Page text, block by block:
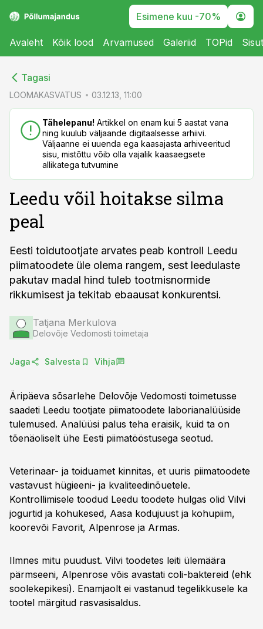
Esimene kuu -70%
Avaleht Kõik lood Arvamused Galeriid TOPid
Tagasi
LOOMAKASVATUS 03.12.13, 11:00
Tähelepanu! Artikkel on enam kui 5 aastat vana
ning kuulub väljaande digitaalsesse arhiivi.
Väljaanne ei uuenda ega kaasajasta arhiveeritud
sisu, mistõttu võib olla vajalik kaasaegsete
allikatega tutvumine
Leedu võil hoitakse silma
peal
Eesti toidutootjate arvates peab kontroll Leedu
piimatoodete üle olema rangem, sest leedulaste
pakutav madal hind tuleb tootmisnormide
rikkumisest ja tekitab eba­ausat konkurentsi.
Tatjana Merkulova
Delovõje Vedomosti toimetaja
Jaga Salvesta Vihja
Äripäeva sõsarlehe Delovõje Vedomosti toimetusse
saadeti Leedu tootjate piimatoodete laborianalüüside
tulemused. Analüüsi palus teha eraisik, kuid ta on
tõenäoliselt ühe Eesti piimatööstusega seotud.
Veterinaar- ja toiduamet kinnitas, et uuris piimatoodete
vastavust hügieeni- ja kvaliteedinõuetele.
Kontrollimisele toodud Leedu toodete hulgas olid Vilvi
jogurtid ja kohukesed, Aasa kodujuust ja kohupiim,
koorevõi Favorit, Alpenrose ja Armas.
Ilmnes mitu puudust. Vilvi toodetes leiti ülemäära
pärmseeni, Alpenrose võis avastati coli-baktereid (ehk
soolekepikesi). Enamjaolt ei vastanud tegelikkusele ka
tootel märgitud rasvasisaldus.